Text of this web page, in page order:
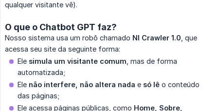
qualquer visitante vê).
O que o Chatbot GPT faz?
Nosso sistema usa um robô chamado NI Crawler 1.0 , que
acessa seu site da seguinte forma:
Ele simula um visitante comum , mas de forma
automatizada;
Ele não interfere, não altera nada e só lê o conteúdo
das páginas;
Ele acessa páginas públicas, como Home, Sobre,